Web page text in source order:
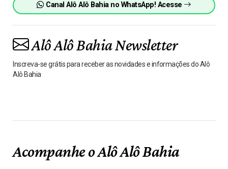
Canal Alô Alô Bahia no WhatsApp! Acesse
Alô Alô Bahia Newsletter
Inscreva-se grátis para receber as novidades e informações do Alô
Alô Bahia
Acompanhe o Alô Alô Bahia